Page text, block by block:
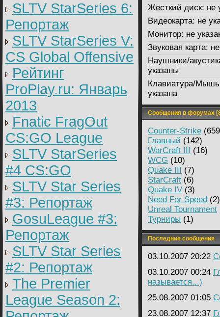
SLTV StarSeries 6:
Репортаж
SLTV StarSeries V:
CS Global Offensive
Рейтинг
ProPlay.ru: Январь
2013
Fnatic FragOut
CS:GO League
SLTV StarSeries
#4 CS:GO
SLTV Star Series
#3: Репортаж
GosuLeague #3:
Репортаж
SLTV Star Series
#2: Репортаж
The Premier
League Season 2:
Жесткий диск: не
Видеокарта: не
Монитор: не
Звуковая карта:
Наушники/
указаны
Клавиатура/
указана
Сообщения в форумах
Counter-Strike
Главный (142)
WarCraft III (16)
WCG (10)
Quake III (7)
StarCraft (6)
Quake IV (3)
Need For Speed (2)
Unreal Tournament
Турниры (1)
Последние сообщения
03.10.2007 20:22
03.10.2007 00:24
называется...)
25.08.2007 01:05
23.08.2007 12:37